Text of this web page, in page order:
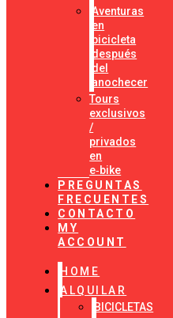
Aventuras
en
bicicleta
después
del
anochecer
Tours
exclusivos
/
privados
en
e‑bike
PREGUNTAS
FRECUENTES
CONTACTO
MY
ACCOUNT
HOME
ALQUILAR
BICICLETAS